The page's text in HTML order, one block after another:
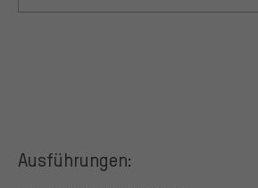
Ausführungen: